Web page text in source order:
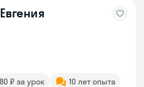
Евгения
₽ за урок
10 лет опыта